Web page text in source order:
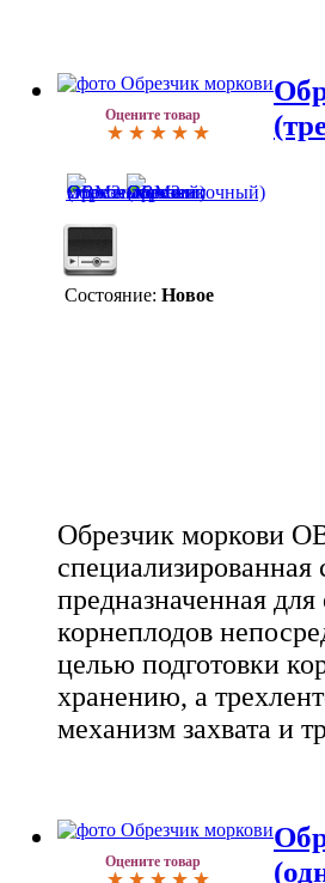
Оцените товар
Состояние: Новое
Обрезчик моркови
специализированная
предназначенная
корнеплодов
целью подготовки
хранению, а
механизм захвата и
Оцените товар